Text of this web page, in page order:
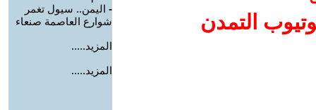
التمدن
- اليمن.. سيول تغمر
شوارع العاصمة صنعاء
المزيد.....
المزيد.....